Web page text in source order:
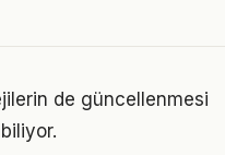
de güncellenmesi